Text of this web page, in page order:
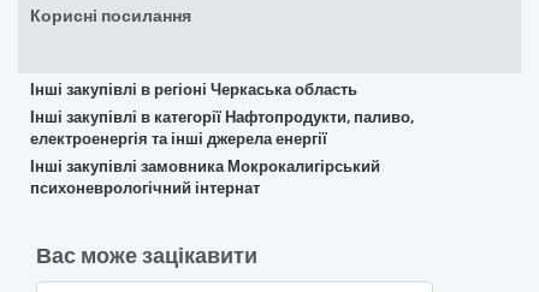
Корисні посилання
Інші закупівлі в регіоні Черкаська область
Інші закупівлі в категорії Нафтопродукти, паливо,
електроенергія та інші джерела енергії
Інші закупівлі замовника Мокрокалигірський
психоневрологічний інтернат
Вас може зацікавити